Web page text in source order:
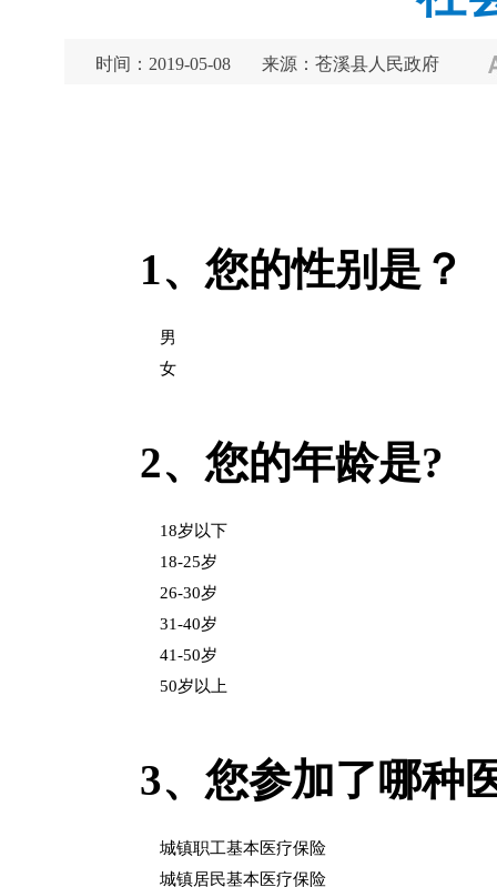
时间：2019-05-08 来源：苍溪县人民政府
1、 您的性别是？
男
女
2、 您的年龄是?
18岁以下
18-25岁
26-30岁
31-40岁
41-50岁
50岁以上
3、 您参加了哪种
城镇职工基本医疗保险
城镇居民基本医疗保险